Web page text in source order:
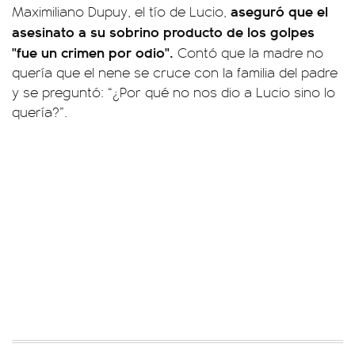
Maximiliano Dupuy, el tío de Lucio, aseguró que el
asesinato a su sobrino producto de los golpes
"fue un crimen por odio". Contó que la madre no
quería que el nene se cruce con la familia del padre
y se preguntó: “¿Por qué no nos dio a Lucio sino lo
quería?”.